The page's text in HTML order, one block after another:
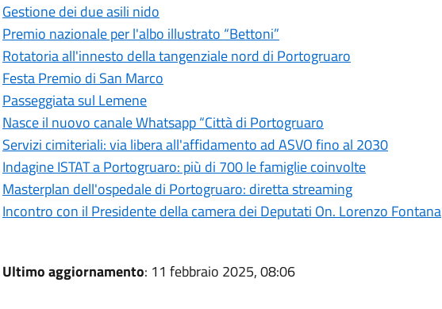
Gestione dei due asili nido
Premio nazionale per l'albo illustrato “Bettoni”
Rotatoria all'innesto della tangenziale nord di Portogruaro
Festa Premio di San Marco
Passeggiata sul Lemene
Nasce il nuovo canale Whatsapp “Città di Portogruaro
Servizi cimiteriali: via libera all'affidamento ad ASVO fino al 2030
Indagine ISTAT a Portogruaro: più di 700 le famiglie coinvolte
Masterplan dell'ospedale di Portogruaro: diretta streaming
Incontro con il Presidente della camera dei Deputati On. Lorenzo Fontana
Ultimo aggiornamento: 11 febbraio 2025, 08:06